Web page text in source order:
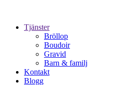
Tjänster
Bröllop
Boudoir
Gravid
Barn & familj
Kontakt
Blogg